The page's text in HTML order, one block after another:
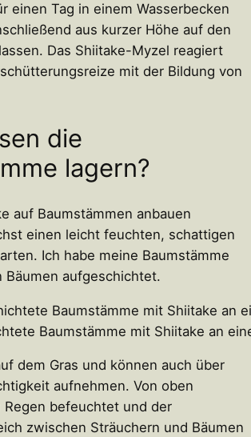
einen Tag in einem Wasserbecken
aus kurzer Höhe auf den
Das Shiitake-Myzel reagiert
mit der Bildung von
die
lagern?
auf Baumstämmen anbauen
einen leicht feuchten, schattigen
Ich habe meine Baumstämme
Bäumen aufgeschichtet.
Baumstämme mit Shiitake an
dem Gras und können auch über
aufnehmen. Von oben
befeuchtet und der
zwischen Sträuchern und Bäumen